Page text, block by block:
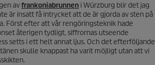
avfrankoniabrunnen i Würzburg blir det jag
är insatt få intrycket att de är gjorda av sten på
Först efter att vår rengöringsteknik hade
återigen tydligt, siffrornas utseende
setts i ett helt annat ljus. Och det efterföljande
skulle knappast ha varit möjligt utan att vi